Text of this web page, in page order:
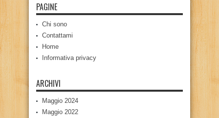
PAGINE
Chi sono
Contattami
Home
Informativa privacy
ARCHIVI
Maggio 2024
Maggio 2022